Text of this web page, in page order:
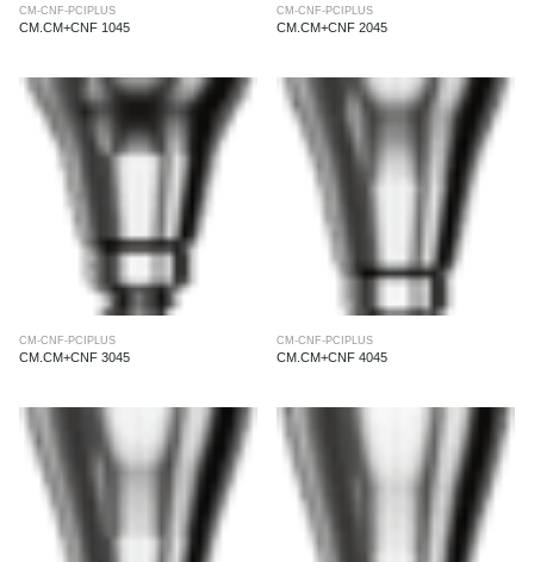
CM-CNF-PCIPLUS
CM.CM+CNF 1045
CM-CNF-PCIPLUS
CM.CM+CNF 2045
CM-CNF-PCIPLUS
CM.CM+CNF 3045
CM-CNF-PCIPLUS
CM.CM+CNF 4045